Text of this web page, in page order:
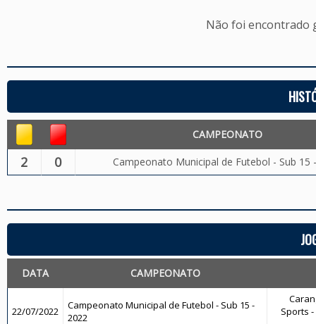
Não foi encontrado
CAMPEONATO
2 0 Campeonato Municipal de Futebol - Sub 15
DATA CAMPEONATO
22/07/2022
Campeonato Municipal de Futebol - Sub 15 -
2022
Sports